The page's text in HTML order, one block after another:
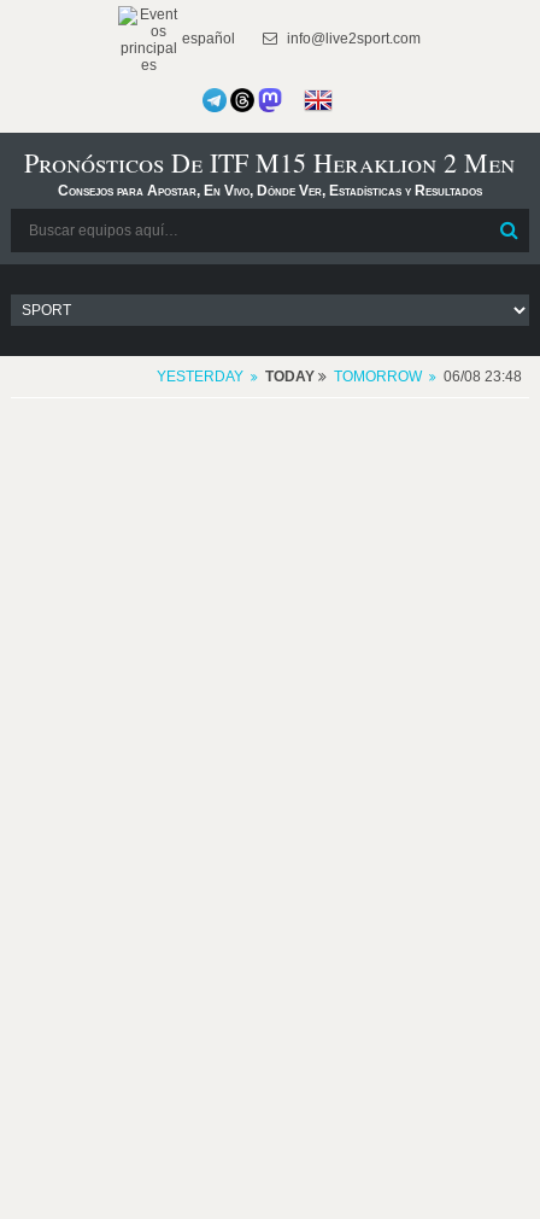
español info@live2sport.com
Pronósticos De ITF M15 Heraklion 2 Men
Consejos para Apostar, En Vivo, Dónde Ver, Estadísticas y Resultados
YESTERDAY TODAY TOMORROW 06/08 23:48